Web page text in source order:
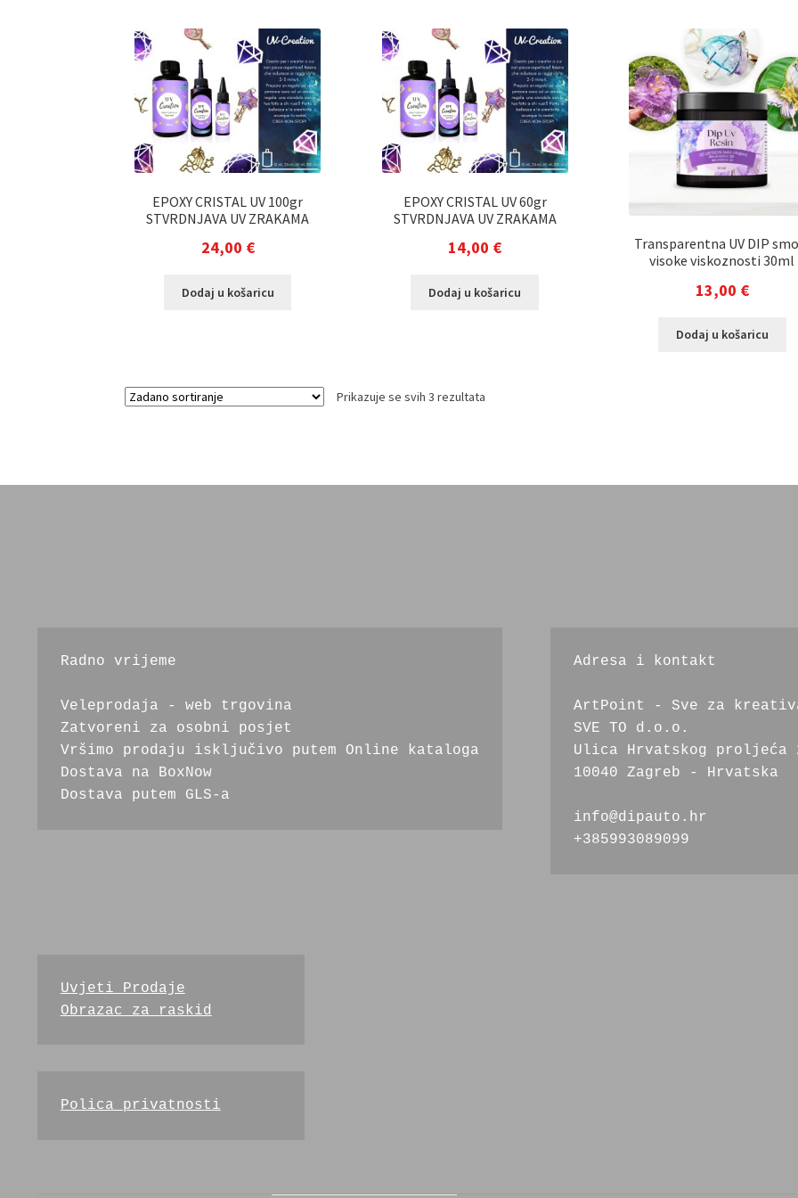
EPOXY CRISTAL UV 100gr
STVRDNJAVA UV ZRAKAMA
24,00 €
Dodaj u košaricu
EPOXY CRISTAL UV 60gr
STVRDNJAVA UV ZRAKAMA
14,00 €
Dodaj u košaricu
Transparentna UV DIP
visoke viskoznosti 30ml
13,00 €
Dodaj u košaricu
Prikazuje se svih 3 rezultata
Radno vrijeme
Veleprodaja - web trgovina
Zatvoreni za osobni posjet
Vršimo prodaju isključivo putem Online kataloga
Dostava na BoxNow
Dostava putem GLS-a
Adresa i kontakt
ArtPoint - Sve za
SVE TO d.o.o.
Ulica Hrvatskog proljeća
10040 Zagreb - Hrvatska
info@dipauto.hr
+385993089099
Uvjeti Prodaje
Obrazac za raskid
Polica privatnosti